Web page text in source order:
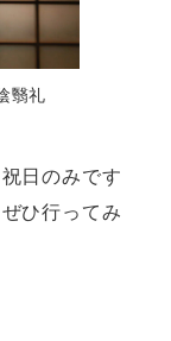
翳礼
日のみです
ひ行ってみ